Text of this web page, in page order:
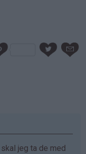
jeg ta de med